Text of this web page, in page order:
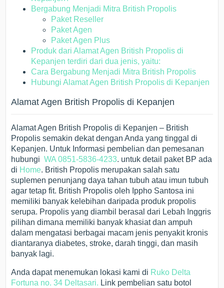
Bergabung Menjadi Mitra British Propolis
Paket Reseller
Paket Agen
Paket Agen Plus
Produk dari Alamat Agen British Propolis di
Kepanjen terdiri dari dua jenis, yaitu:
Cara Bergabung Menjadi Mitra British Propolis
Hubungi Alamat Agen British Propolis di Kepanjen
Alamat Agen British Propolis di Kepanjen
Alamat Agen British Propolis di Kepanjen – British
Propolis semakin dekat dengan Anda yang tinggal di
Kepanjen. Untuk Informasi pembelian dan pemesanan
hubungiWA 0851-5836-4233. untuk detail paket BP ada
di Home. British Propolis merupakan salah satu
suplemen penunjang daya tahan tubuh atau imun tubuh
agar tetap fit. British Propolis oleh Ippho Santosa ini
memiliki banyak kelebihan daripada produk propolis
serupa. Propolis yang diambil berasal dari Lebah Inggris
pilihan dimana memiliki banyak khasiat dan ampuh
dalam mengatasi berbagai macam jenis penyakit kronis
diantaranya diabetes, stroke, darah tinggi, dan masih
banyak lagi.
Anda dapat menemukan lokasi kami di Ruko Delta
Fortuna no. 34 Deltasari. Link pembelian satu botol